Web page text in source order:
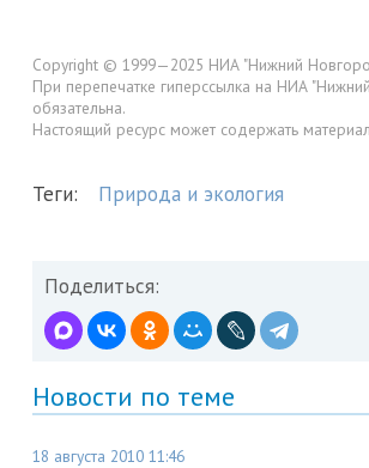
Copyright © 1999—2025 НИА "Нижний
При перепечатке гиперссылка на НИА
обязательна.
Настоящий ресурс может содержать
Теги: Природа и экология
Поделиться:
Новости по теме
18 августа 2010 11:46